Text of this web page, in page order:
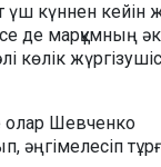
күннен кейін
де марқұмның
олар Шевченко
әңгімелесіп